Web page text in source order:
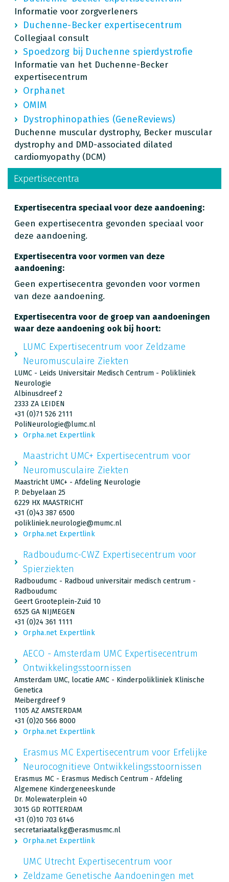
Informatie voor zorgverleners
Duchenne-Becker expertisecentrum
Collegiaal consult
Spoedzorg bij Duchenne spierdystrofie
Informatie van het Duchenne-Becker
expertisecentrum
Orphanet
OMIM
Dystrophinopathies (GeneReviews)
Duchenne muscular dystrophy, Becker muscular
dystrophy and DMD-associated dilated
cardiomyopathy (DCM)
Expertisecentra
Expertisecentra speciaal voor deze aandoening:
Geen expertisecentra gevonden speciaal voor
deze aandoening.
Expertisecentra voor vormen van deze
aandoening:
Geen expertisecentra gevonden voor vormen
van deze aandoening.
Expertisecentra voor de groep van aandoeningen
waar deze aandoening ook bij hoort:
LUMC Expertisecentrum voor Zeldzame
Neuromusculaire Ziekten
LUMC - Leids Universitair Medisch Centrum - Polikliniek
Neurologie
Albinusdreef 2
2333 ZA LEIDEN
+31 (0)71 526 2111
PoliNeurologie@lumc.nl
Orpha.net Expertlink
Maastricht UMC+ Expertisecentrum voor
Neuromusculaire Ziekten
Maastricht UMC+ - Afdeling Neurologie
P. Debyelaan 25
6229 HX MAASTRICHT
+31 (0)43 387 6500
polikliniek.neurologie@mumc.nl
Orpha.net Expertlink
Radboudumc-CWZ Expertisecentrum voor
Spierziekten
Radboudumc - Radboud universitair medisch centrum -
Radboudumc
Geert Grooteplein-Zuid 10
6525 GA NIJMEGEN
+31 (0)24 361 1111
Orpha.net Expertlink
AECO - Amsterdam UMC Expertisecentrum
Ontwikkelingsstoornissen
Amsterdam UMC, locatie AMC - Kinderpolikliniek Klinische
Genetica
Meibergdreef 9
1105 AZ AMSTERDAM
+31 (0)20 566 8000
Orpha.net Expertlink
Erasmus MC Expertisecentrum voor Erfelijke
Neurocognitieve Ontwikkelingsstoornissen
Erasmus MC - Erasmus Medisch Centrum - Afdeling
Algemene Kindergeneeskunde
Dr. Molewaterplein 40
3015 GD ROTTERDAM
+31 (0)10 703 6146
secretariaatalkg@erasmusmc.nl
Orpha.net Expertlink
UMC Utrecht Expertisecentrum voor
Zeldzame Genetische Aandoeningen met